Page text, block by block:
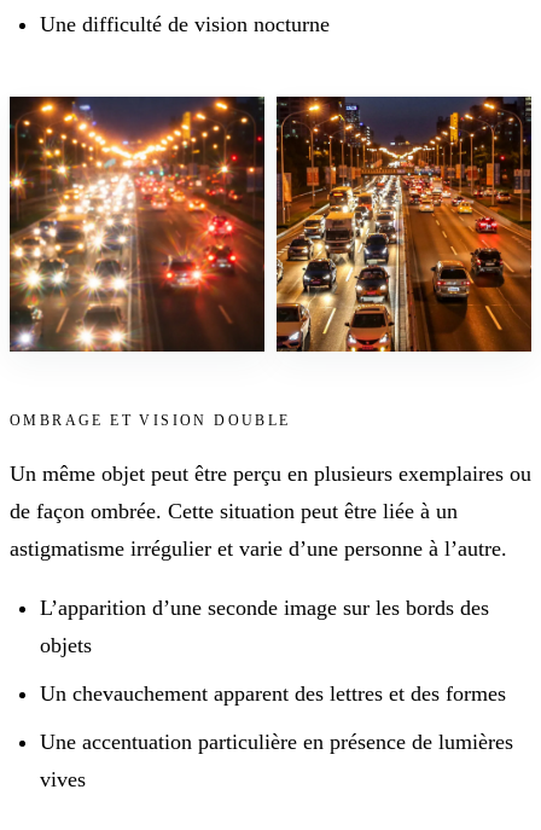
Une difficulté de vision nocturne
OMBRAGE ET VISION DOUBLE
Un même objet peut être perçu en plusieurs exemplaires ou
de façon ombrée. Cette situation peut être liée à un
astigmatisme irrégulier et varie d’une personne à l’autre.
L’apparition d’une seconde image sur les bords des
objets
Un chevauchement apparent des lettres et des formes
Une accentuation particulière en présence de lumières
vives